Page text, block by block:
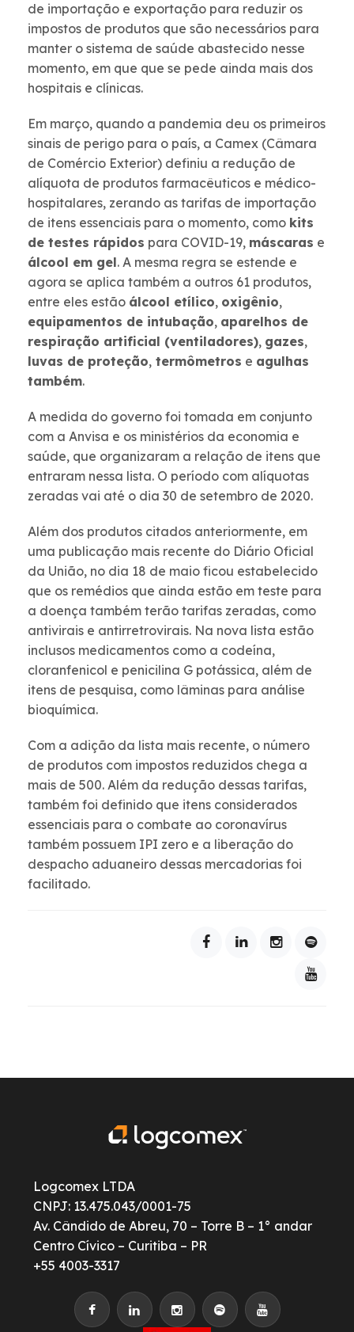
de importação e exportação para reduzir os
impostos de produtos que são necessários para
manter o sistema de saúde abastecido nesse
momento, em que que se pede ainda mais dos
hospitais e clínicas.
Em março, quando a pandemia deu os primeiros
sinais de perigo para o país, a Camex (Câmara
de Comércio Exterior) definiu a redução de
alíquota de produtos farmacêuticos e médico-
hospitalares, zerando as tarifas de importação
de itens essenciais para o momento, como kits
de testes rápidos para COVID-19, máscaras e
álcool em gel. A mesma regra se estende e
agora se aplica também a outros 61 produtos,
entre eles estão álcool etílico, oxigênio,
equipamentos de intubação, aparelhos de
respiração artificial (ventiladores), gazes,
luvas de proteção, termômetros e agulhas
também.
A medida do governo foi tomada em conjunto
com a Anvisa e os ministérios da economia e
saúde, que organizaram a relação de itens que
entraram nessa lista. O período com alíquotas
zeradas vai até o dia 30 de setembro de 2020.
Além dos produtos citados anteriormente, em
uma publicação mais recente do Diário Oficial
da União, no dia 18 de maio ficou estabelecido
que os remédios que ainda estão em teste para
a doença também terão tarifas zeradas, como
antivirais e antirretrovirais. Na nova lista estão
inclusos medicamentos como a codeína,
cloranfenicol e penicilina G potássica, além de
itens de pesquisa, como lâminas para análise
bioquímica.
Com a adição da lista mais recente, o número
de produtos com impostos reduzidos chega a
mais de 500. Além da redução dessas tarifas,
também foi definido que itens considerados
essenciais para o combate ao coronavírus
também possuem IPI zero e a liberação do
despacho aduaneiro dessas mercadorias foi
facilitado.
Logcomex LTDA
CNPJ: 13.475.043/0001-75
Av. Cândido de Abreu, 70 – Torre B – 1° andar
Centro Cívico – Curitiba – PR
+55 4003-3317